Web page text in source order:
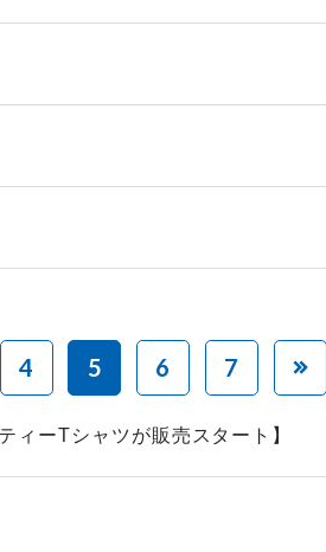
4 5 6 7
ィーTシャツが販売スタート】